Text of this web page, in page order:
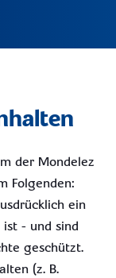
der Mondelez
Folgenden:
ein
- und sind
geschützt.
(z. B.